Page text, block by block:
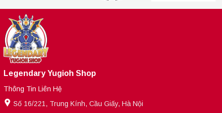
Legendary Yugioh Shop
Thông Tin Liên Hệ
Số 16/221, Trung Kính, Cầu Giấy, Hà Nội